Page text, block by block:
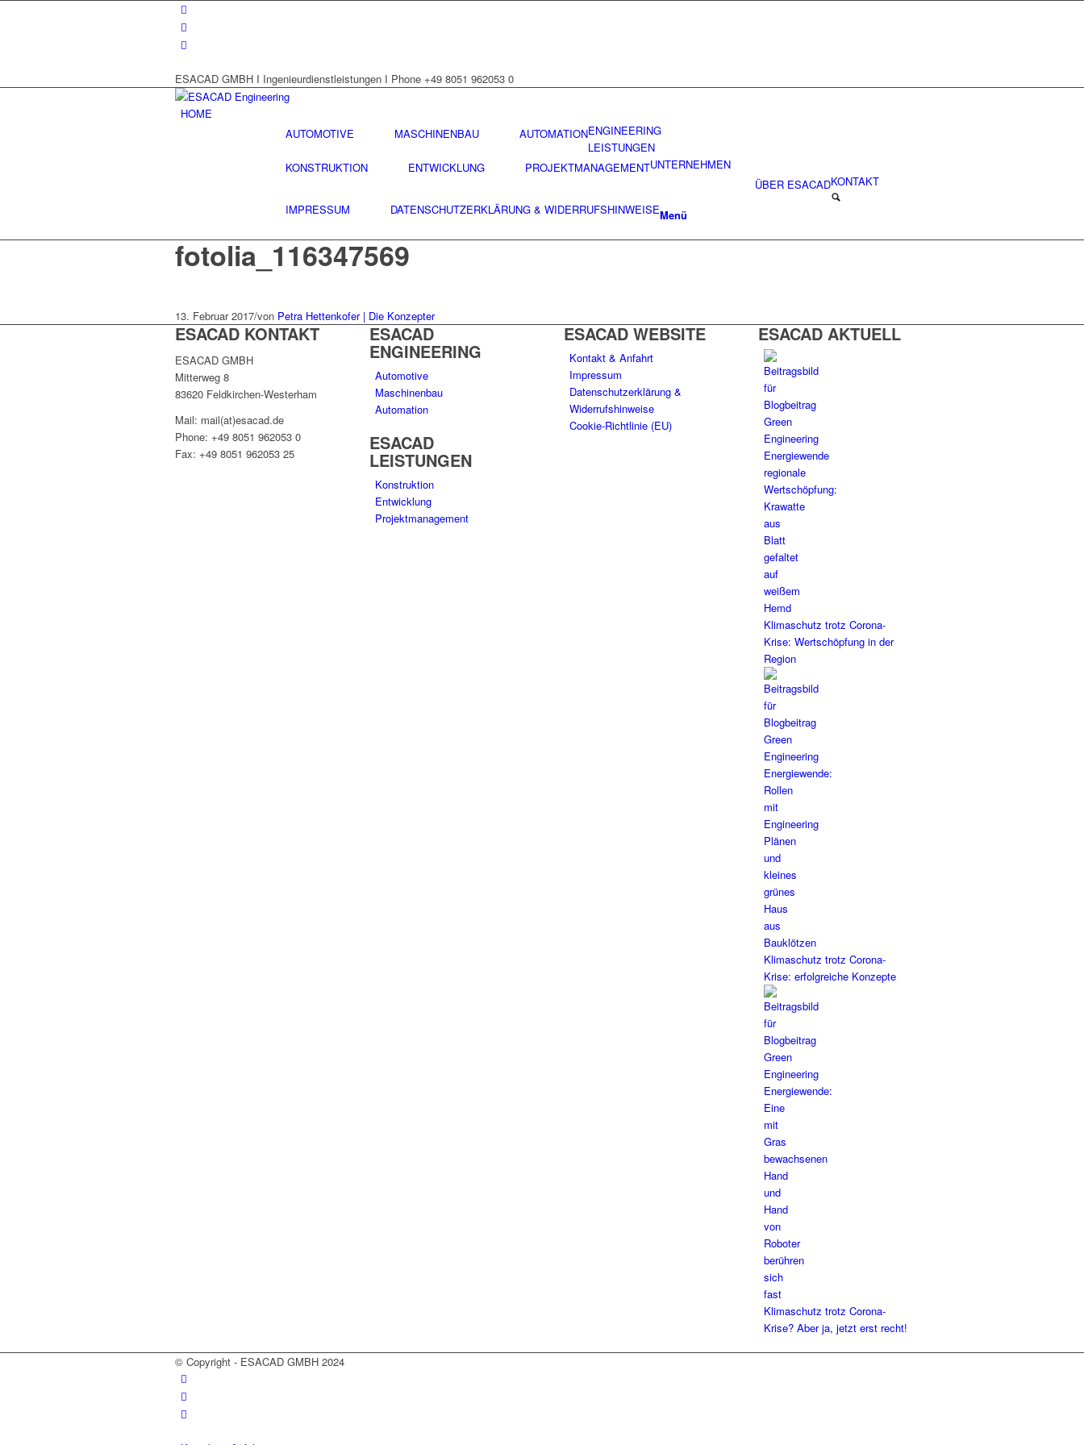
ESACAD GMBH I Ingenieurdienstleistungen I Phone +49 8051 962053 0
HOME
ENGINEERING
AUTOMOTIVE MASCHINENBAU
AUTOMATION
LEISTUNGEN
KONSTRUKTION
ENTWICKLUNG PROJEKTMANAGEMENTUNTERNEHMEN
ÜBER ESACADKONTAKT
IMPRESSUM
DATENSCHUTZ­ERKLÄRUNG & WIDERRUFS­HINWEISEMenü
fotolia_116347569
13. Februar 2017/von Petra Hettenkofer | Die Konzepter
ESACAD KONTAKT
ESACAD GMBH
Mitterweg 8
83620 Feldkirchen-Westerham
Mail: mail(at)esacad.de
Phone: +49 8051 962053 0
Fax: +49 8051 962053 25
ESACAD
ENGINEERING
Automotive
Maschinenbau
Automation
ESACAD
LEISTUNGEN
Konstruktion
Entwicklung
Projektmanagement
ESACAD WEBSITE
Kontakt & Anfahrt
Impressum
Datenschutz­erklärung &
Widerrufs­hinweise
Cookie-Richtlinie (EU)
ESACAD AKTUELL
Klimaschutz trotz Corona-
Krise: Wertschöpfung in der
Region
Klimaschutz trotz Corona-
Krise: erfolgreiche Konzepte
Klimaschutz trotz Corona-
Krise? Aber ja, jetzt erst recht!
© Copyright - ESACAD GMBH 2024